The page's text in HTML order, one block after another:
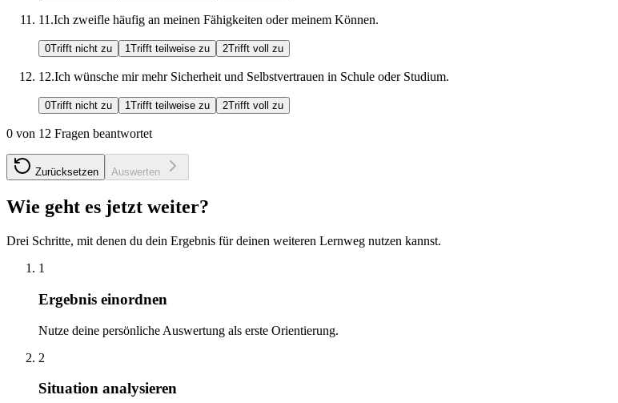
11 .Ich zweifle häufig an meinen Fähigkeiten oder meinem Können.
0Trifft nicht zu 1Trifft teilweise zu 2Trifft voll zu
12.Ich wünsche mir mehr Sicherheit und Selbstvertrauen in Schule oder Studium.
0Trifft nicht zu 1Trifft teilweise zu 2Trifft voll zu
0 von 12 Fragen beantwortet
Zurücksetzen Auswerten
Wie geht es jetzt weiter?
Drei Schritte, mit denen du dein Ergebnis für deinen weiteren Lernweg nutzen kannst.
1
Ergebnis einordnen
Nutze deine persönliche Auswertung als erste Orientierung.
2
Situation analysieren